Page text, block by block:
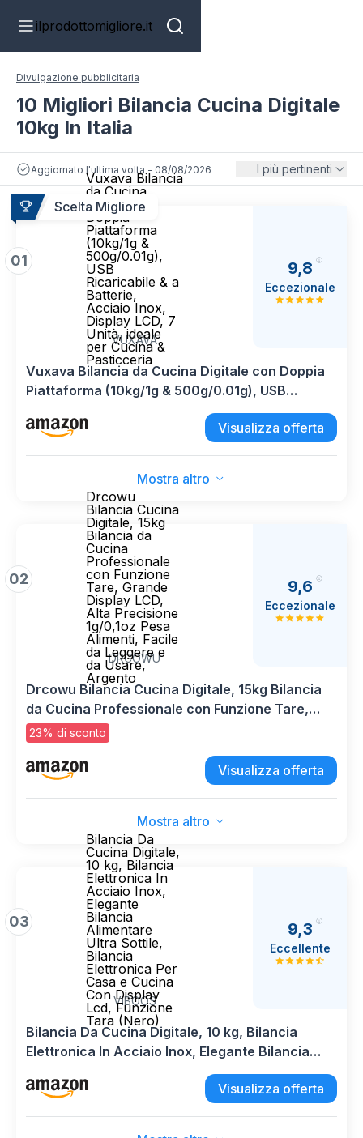
ilprodottomigliore.it
Divulgazione pubblicitaria
10 Migliori Bilancia Cucina Digitale
10kg In Italia
Aggiornato l'ultima volta - 08/08/2026 I più pertinenti
Scelta Migliore
01
Vuxava Bilancia
da Cucina
Digitale con
Doppia
Piattaforma
(10kg/1g &
500g/0.01g),
USB
Ricaricabile & a
Batterie,
Acciaio Inox,
Display LCD, 7
Unità, ideale
per Cucina &
Pasticceria
VUXAVA
9,8
Eccezionale
Vuxava Bilancia da Cucina Digitale con Doppia
Piattaforma (10kg/1g & 500g/0.01g), USB
Ricaricabile & a Batterie, Acciaio Inox, Display
LCD, 7 Unità, ideale per Cucina & Pasticceria
Visualizza offerta
Mostra altro
02
Drcowu
Bilancia Cucina
Digitale, 15kg
Bilancia da
Cucina
Professionale
con Funzione
Tare, Grande
Display LCD,
Alta Precisione
1g/0,1oz Pesa
Alimenti, Facile
da Leggere e
da Usare,
Argento
DRCOWU
9,6
Eccezionale
Drcowu Bilancia Cucina Digitale, 15kg Bilancia
da Cucina Professionale con Funzione Tare,
Grande Display LCD, Alta Precisione 1g/0,1oz
Pesa Alimenti, Facile da Leggere e da Usare,
Argento
23% di sconto
Visualizza offerta
Mostra altro
03
Bilancia Da
Cucina Digitale,
10 kg, Bilancia
Elettronica In
Acciaio Inox,
Elegante
Bilancia
Alimentare
Ultra Sottile,
Bilancia
Elettronica Per
Casa e Cucina
Con Display
Lcd, Funzione
Tara (Nero)
VIBOOS
9,3
Eccellente
Bilancia Da Cucina Digitale, 10 kg, Bilancia
Elettronica In Acciaio Inox, Elegante Bilancia
Alimentare Ultra Sottile, Bilancia Elettronica Per
Casa e Cucina Con Display Lcd, Funzione Tara
Visualizza offerta